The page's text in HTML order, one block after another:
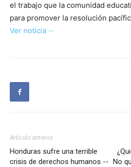
el trabajo que la comunidad
para promover la resolución
Ver noticia ···
Artículo anterior
Honduras sufre una terrible
crisis de derechos humanos --
No